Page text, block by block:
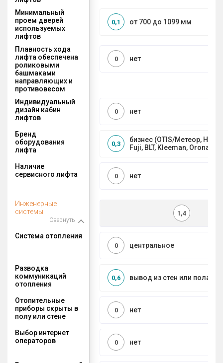
Минимальный
проем дверей
используемых
лифтов
от 700 до 1099 мм
0,1
Плавность хода
лифта обеспечена
роликовыми
башмаками
направляющих и
противовесом
нет
0
Индивидуальный
дизайн кабин
лифтов
нет
0
Бренд
оборудования
лифта
бизнес (OTIS/Метеор,
Fuji, BLT, Kleeman, Orona)
0,3
Наличие
сервисного лифта
нет
0
Инженерные
системы
Свернуть
1,4
Система отопления
центральное
0
Разводка
коммуникаций
отопления
вывод из стен или пола
0,6
Отопительные
приборы скрыты в
полу или стене
нет
0
Выбор интернет
операторов
нет
0